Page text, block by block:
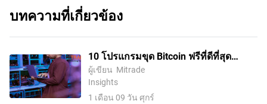
บทความที่เกี่ยวข้อง
10 โปรแกรมขุด Bitcoin ฟรีที่ดีที่สุด
สำหรับปี 2026
ผู้เขียน Mitrade
Insights
1 เดือน 09 วัน ศุกร์